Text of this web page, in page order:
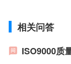
相关问答
ISO9000质